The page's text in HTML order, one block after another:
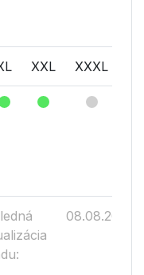
XXL XXXL
08.08.2026